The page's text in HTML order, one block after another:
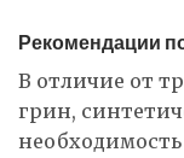
Рекомендации
В отличие от
грин,